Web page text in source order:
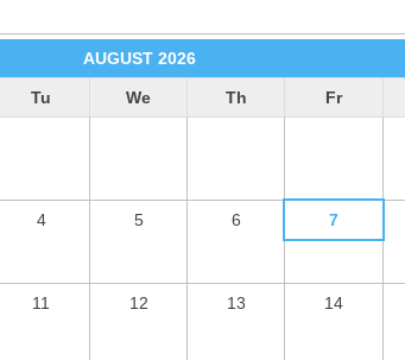
AUGUST 2026
Tu We Th Fr
4 5 6 7
11 12 13 14